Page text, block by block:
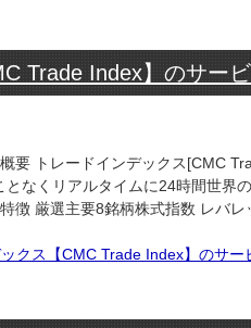
Trade Index】のサー
要 トレードインデックス[CMC
なくリアルタイムに24時間世界
徴 厳選主要8銘柄株式指数 レバ
ックス【CMC Trade Index】のサ